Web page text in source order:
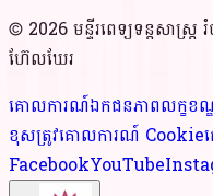
© 2026 មន្ទីរពេទ្យទន្តសាស្ត្
ហ៊ែលឃែរ
គោលការណ៍ឯកជនភាពលក្ខខណ្
ខុសត្រូវគោលការណ៍ Cookie
FacebookYouTube